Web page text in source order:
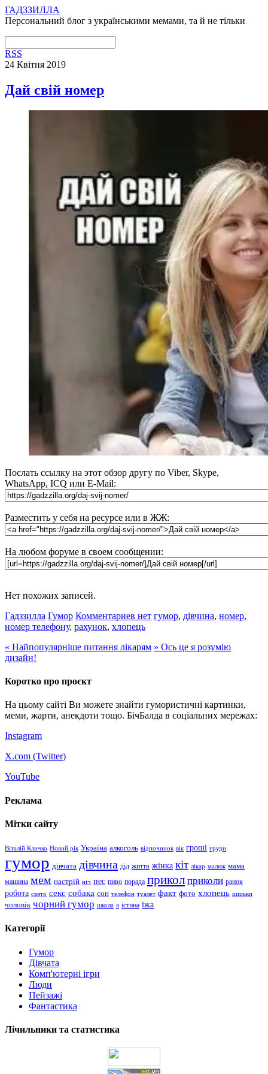
ГАДЗЗИЛЛА
Персональний блог з українськими мемами, та й не тільки
RSS
24 Квітня 2019
Дай свій номер
Послать ссылку на этот обзор другу по Viber, Skype,
WhatsApp, ICQ или E-Mail:
Разместить у себя на ресурсе или в ЖЖ:
На любом форуме в своем сообщении:
Нет похожих записей.
Гадззилла Гумор Комментариев нет гумор, дівчина, номер,
номер телефону, рахунок, хлопець
« Найпопулярніше питання лікарям » Ось це я розумію
дизайн!
Коротко про проєкт
На цьому сайті Ви можете знайти гумористичні картинки,
меми, жарти, анекдоти тощо. БічБалда в соціальних мережах:
Instagram
X.com (Twitter)
YouTube
Реклама
Мітки сайту
Віталій Кличко Новий рік Україна алкоголь відпочинок вік гроші груди
гумор дівчата дівчина дід життя жінка кіт лікар малюк мама
машина мем настрій ніч пес пиво порада прикол приколи ранок
робота свято секс собака сон телефон туалет факт фото хлопець цицьки
чоловік чорний гумор школа я істина їжа
Категорії
Гумор
Дівчата
Комп'ютерні ігри
Люди
Пейзажі
Фантастика
Лічильники та статистика